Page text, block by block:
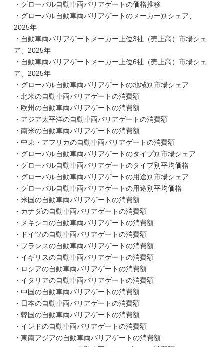
・グローバル自動車両バリアゲートの価格推移
・グローバル自動車両バリアゲートのメーカー別シェア、
2025年
・自動車両バリアゲートメーカー上位3社（売上高）市場シェ
ア、2025年
・自動車両バリアゲートメーカー上位6社（売上高）市場シェ
ア、2025年
・グローバル自動車両バリアゲートの地域別市場シェア
・北米の自動車両バリアゲートの消費額
・欧州の自動車両バリアゲートの消費額
・アジア太平洋の自動車両バリアゲートの消費額
・南米の自動車両バリアゲートの消費額
・中東・アフリカの自動車両バリアゲートの消費額
・グローバル自動車両バリアゲートのタイプ別市場シェア
・グローバル自動車両バリアゲートのタイプ別平均価格
・グローバル自動車両バリアゲートの用途別市場シェア
・グローバル自動車両バリアゲートの用途別平均価格
・米国の自動車両バリアゲートの消費額
・カナダの自動車両バリアゲートの消費額
・メキシコの自動車両バリアゲートの消費額
・ドイツの自動車両バリアゲートの消費額
・フランスの自動車両バリアゲートの消費額
・イギリスの自動車両バリアゲートの消費額
・ロシアの自動車両バリアゲートの消費額
・イタリアの自動車両バリアゲートの消費額
・中国の自動車両バリアゲートの消費額
・日本の自動車両バリアゲートの消費額
・韓国の自動車両バリアゲートの消費額
・インドの自動車両バリアゲートの消費額
・東南アジアの自動車両バリアゲートの消費額